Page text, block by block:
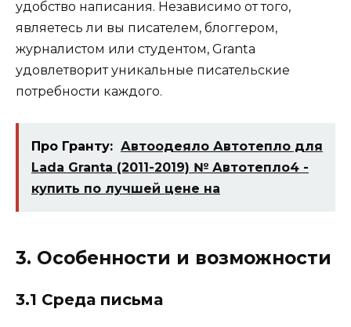
удобство написания. Независимо от того,
являетесь ли вы писателем, блоггером,
журналистом или студентом, Granta
удовлетворит уникальные писательские
потребности каждого.
Про Гранту: Автоодеяло Автотепло для
Lada Granta (2011-2019) № Автотепло4 -
купить по лучшей цене на
3. Особенности и возможности
3.1 Среда письма